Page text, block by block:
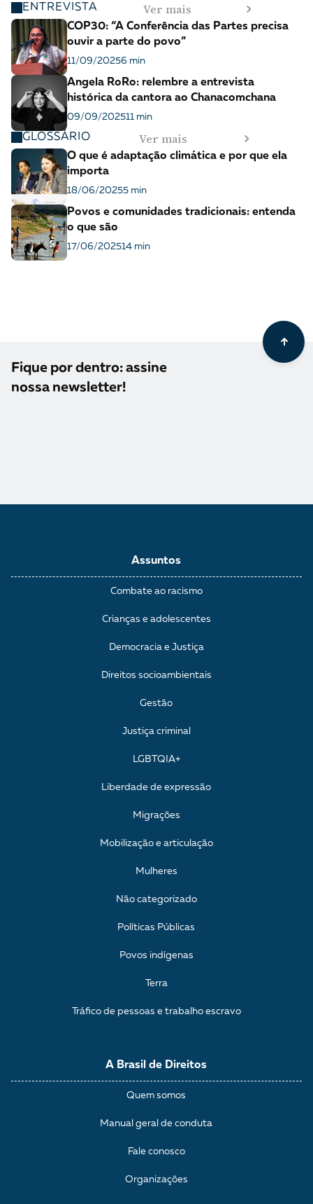
ENTREVISTA Ver mais
COP30: “A Conferência das Partes precisa
ouvir a parte do povo”
11/09/20256 min
Angela RoRo: relembre a entrevista
histórica da cantora ao Chanacomchana
09/09/202511 min
GLOSSÁRIO Ver mais
O que é adaptação climática e por que ela
importa
18/06/20255 min
Povos e comunidades tradicionais: entenda
o que são
17/06/202514 min
Fique por dentro: assine
nossa newsletter!
A Brasil de Direitos
Quem somos
Manual geral de conduta
Fale conosco
Organizações
Assuntos
Combate ao racismo
Crianças e adolescentes
Democracia e Justiça
Direitos socioambientais
Gestão
Justiça criminal
LGBTQIA+
Liberdade de expressão
Migrações
Mobilização e articulação
Mulheres
Não categorizado
Políticas Públicas
Povos indígenas
Terra
Tráfico de pessoas e trabalho escravo